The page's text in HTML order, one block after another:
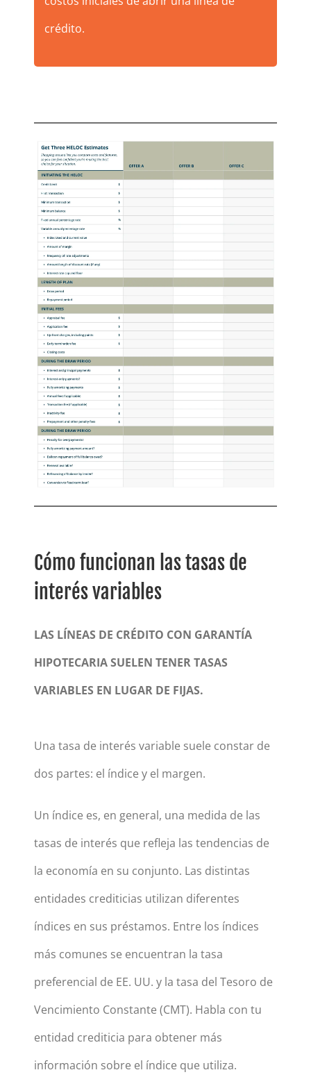
crédito.
Cómo funcionan las tasas de
interés variables
LAS LÍNEAS DE CRÉDITO CON GARANTÍA
HIPOTECARIA SUELEN TENER TASAS
VARIABLES EN LUGAR DE FIJAS.
Una tasa de interés variable suele constar de
dos partes: el índice y el margen.
Un índice es, en general, una medida de las
tasas de interés que refleja las tendencias de
la economía en su conjunto. Las distintas
entidades crediticias utilizan diferentes
índices en sus préstamos. Entre los índices
más comunes se encuentran la tasa
preferencial de EE. UU. y la tasa del Tesoro de
Vencimiento Constante (CMT). Habla con tu
entidad crediticia para obtener más
información sobre el índice que utiliza.